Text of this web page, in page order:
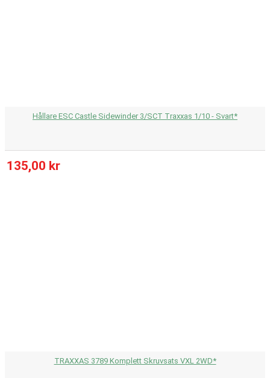
Hållare ESC Castle Sidewinder 3/SCT Traxxas 1/10 - Svart*
135,00 kr
TRAXXAS 3789 Komplett Skruvsats VXL 2WD*